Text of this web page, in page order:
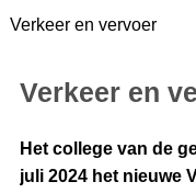
Verkeer en vervoer
Verkeer en
Het college van de
juli 2024 het nieuwe